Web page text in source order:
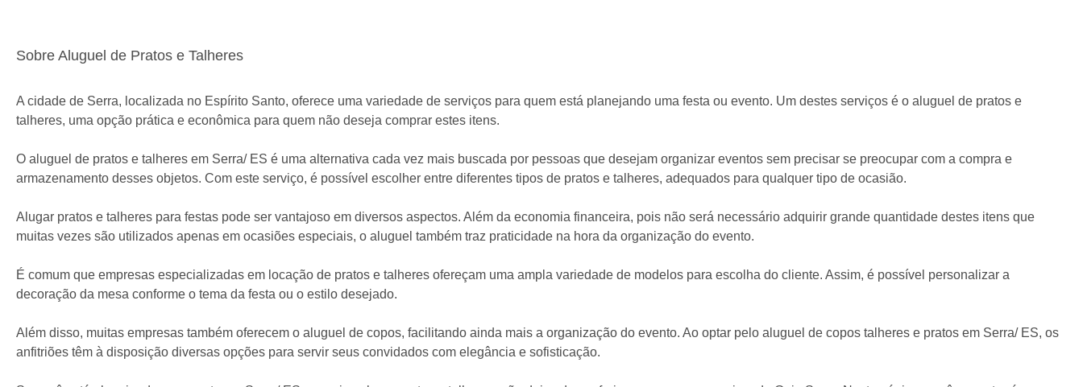
Sobre Aluguel de Pratos e Talheres
A cidade de Serra, localizada no Espírito Santo, oferece uma variedade de serviços para quem está planejando uma festa ou evento. Um destes serviços é o aluguel de pratos e
talheres, uma opção prática e econômica para quem não deseja comprar estes itens.
O aluguel de pratos e talheres em Serra/ ES é uma alternativa cada vez mais buscada por pessoas que desejam organizar eventos sem precisar se preocupar com a compra e
armazenamento desses objetos. Com este serviço, é possível escolher entre diferentes tipos de pratos e talheres, adequados para qualquer tipo de ocasião.
Alugar pratos e talheres para festas pode ser vantajoso em diversos aspectos. Além da economia financeira, pois não será necessário adquirir grande quantidade destes itens que
muitas vezes são utilizados apenas em ocasiões especiais, o aluguel também traz praticidade na hora da organização do evento.
É comum que empresas especializadas em locação de pratos e talheres ofereçam uma ampla variedade de modelos para escolha do cliente. Assim, é possível personalizar a
decoração da mesa conforme o tema da festa ou o estilo desejado.
Além disso, muitas empresas também oferecem o aluguel de copos, facilitando ainda mais a organização do evento. Ao optar pelo aluguel de copos talheres e pratos em Serra/ ES, os
anfitriões têm à disposição diversas opções para servir seus convidados com elegância e sofisticação.